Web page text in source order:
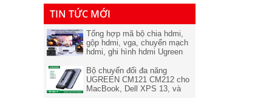
100-120m - HDMI Extender
VIKI MT-ED06 (Bộ đủ 2
chiếc)
Giá: 1,900,000 VNĐ
Card PCI-e to 2 cổng Com
(RS232) Unitek Y-7504 chính
Chuyển mạch 2 CPU ra 1
màn hình VGA MT-VIKI MT-
TIN TỨC MỚI
Tổng hợp mã bộ chia hdmi,
gộp hdmi, vga, chuyển mạch
hdmi, ghi hình hdmi Ugreen
Bộ chuyển đổi đa năng
UGREEN CM121 CM212 cho
MacBook, Dell XPS 13, và